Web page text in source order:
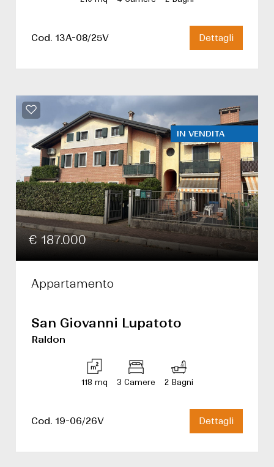
Cod. 13A-08/25V Dettagli
IN VENDITA
€ 187.000
Appartamento
San Giovanni Lupatoto
Raldon
118 mq 3 Camere 2 Bagni
Cod. 19-06/26V Dettagli